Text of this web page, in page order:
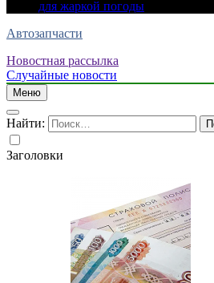
для жаркой погоды
Автозапчасти
Новостная рассылка
Случайные новости
Меню
Найти:
Заголовки